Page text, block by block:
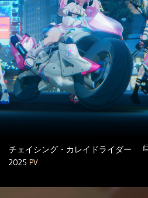
チェイシング・カレイドライダー
2025 PV